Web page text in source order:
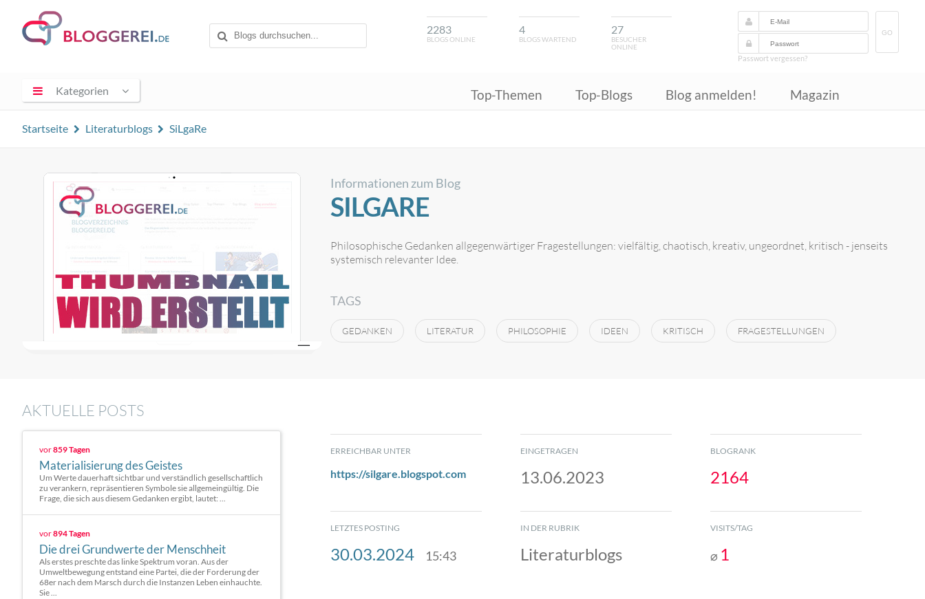
2283
BLOGS ONLINE
4
BLOGS WARTEND
27
BESUCHER
ONLINE
GO
Passwort vergessen?
Kategorien Top-Themen Top-Blogs Blog anmelden! Magazin
Startseite Literaturblogs SiLgaRe
Informationen zum Blog
SILGARE
Philosophische Gedanken allgegenwärtiger Fragestellungen: vielfältig, chaotisch, kreativ, ungeordnet, kritisch - jenseits
systemisch relevanter Idee.
TAGS
GEDANKEN LITERATUR PHILOSOPHIE IDEEN KRITISCH FRAGESTELLUNGEN
AKTUELLE POSTS
vor859 Tagen
Materialisierung des Geistes
Um Werte dauerhaft sichtbar und verständlich gesellschaftlich
zu verankern, repräsentieren Symbole sie allgemeingültig. Die
Frage, die sich aus diesem Gedanken ergibt, lautet: ...
vor894 Tagen
Die drei Grundwerte der Menschheit
Als erstes preschte das linke Spektrum voran. Aus der
Umweltbewegung entstand eine Partei, die der Forderung der
68er nach dem Marsch durch die Instanzen Leben einhauchte.
Sie ...
ERREICHBAR UNTER
https://silgare.blogspot.com
EINGETRAGEN
13.06.2023
BLOGRANK
2164
LETZTES POSTING
30.03.2024 15:43
IN DER RUBRIK
Literaturblogs
VISITS/TAG
⌀ 1